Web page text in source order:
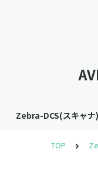
Zebra-DCS(スキャナ)
TOP